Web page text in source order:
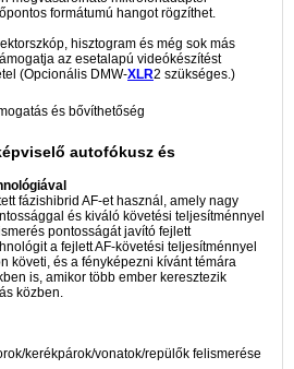
formátumú hangot rögzíthet.
hisztogram és még sok más
az esetalapú videókészítést
(Opcionális DMW-XLR2 szükséges.)
autofókusz és
fázishibrid AF-et használ, amely nagy
és kiváló követési teljesítménnyel
pontosságát javító fejlett
a fejlett AF-követési teljesítménnyel
követi, és a fényképezni kívánt témára
is, amikor több ember keresztezik
közben.
kerékpárok/vonatok/repülők felismerése